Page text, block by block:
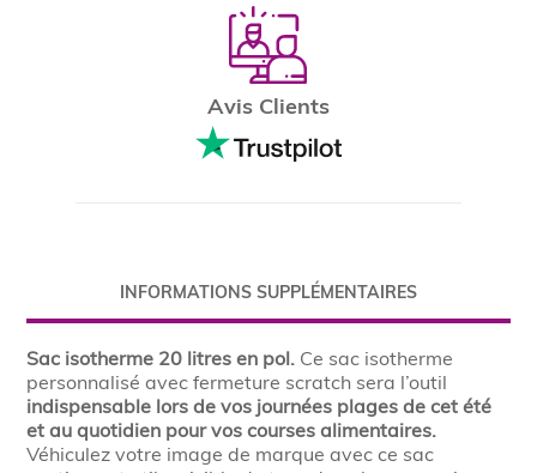
Avis Clients
INFORMATIONS SUPPLÉMENTAIRES
Sac isotherme 20 litres en pol. Ce sac isotherme
personnalisé avec fermeture scratch sera l’outil
indispensable lors de vos journées plages de cet été
et au quotidien pour vos courses alimentaires.
Véhiculez votre image de marque avec ce sac